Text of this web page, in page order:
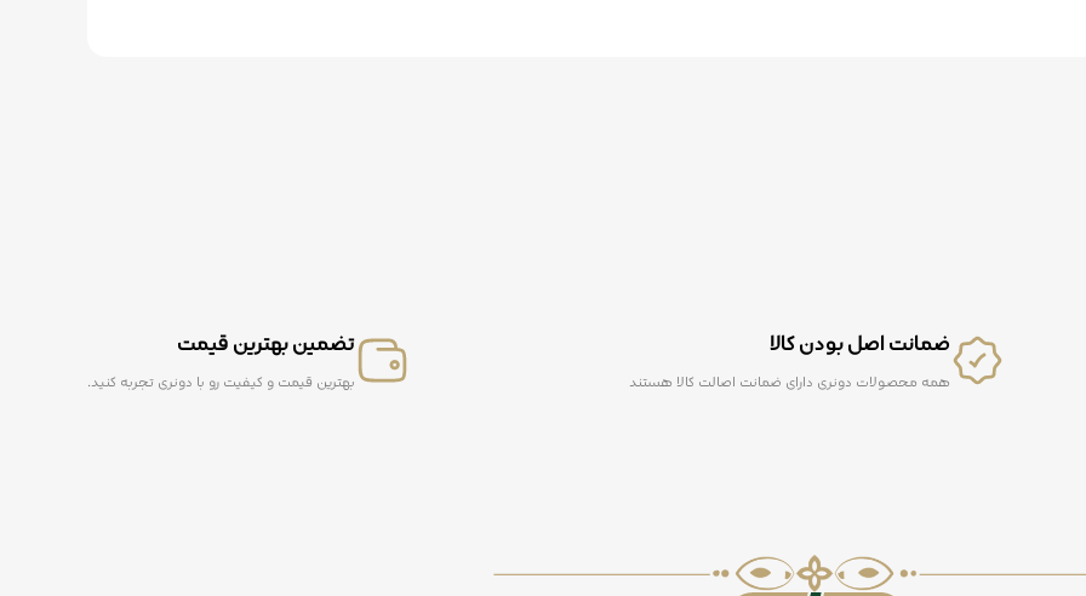
ضمانت اصل بودن کالا
همه محصولات دونری دارای ضمانت اصالت کالا هستند
تضمین بهترین قیمت
بهترین قیمت و کیفیت رو با دونری تجربه کنید.